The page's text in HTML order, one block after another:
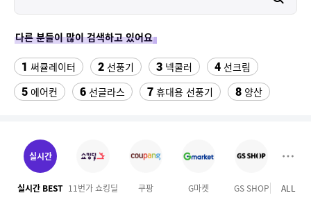
다른 분들이 많이 검색하고 있어요
1 써큘레이터 2 선풍기 3 넥쿨러 4 선크림
5 에어컨 6 선글라스 7 휴대용 선풍기 8 양산
12 팔찌부자재
14 롯데월드 자유이용권
17 엘칸토 18 kfc 19 ALL
실시간
실시간 BEST 11번가 쇼킹딜 쿠팡 G마켓 GS SHOP 하이